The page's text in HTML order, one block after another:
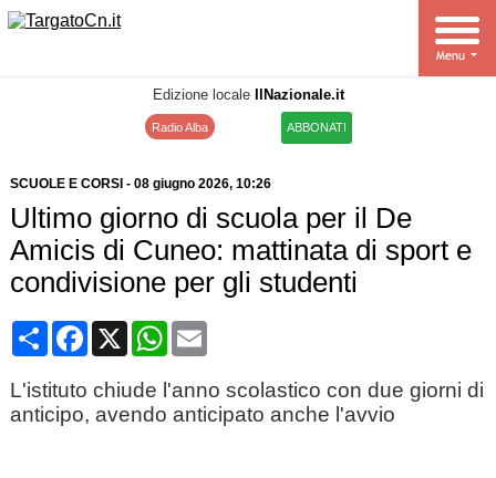
Edizione locale IlNazionale.it
Radio Alba ABBONATI
SCUOLE E CORSI - 08 giugno 2026, 10:26
Ultimo giorno di scuola per il De
Amicis di Cuneo: mattinata di sport e
condivisione per gli studenti
CondividiFacebook
X WhatsApp
Email
L'istituto chiude l'anno scolastico con due giorni di
anticipo, avendo anticipato anche l'avvio